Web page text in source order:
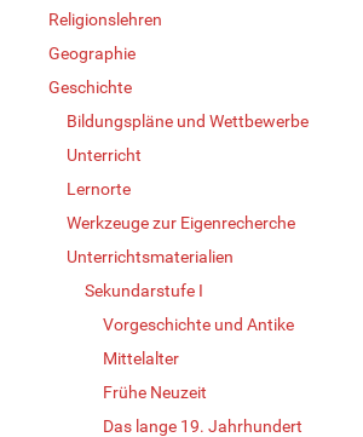
Religionslehren
Geographie
Geschichte
Bildungspläne und Wettbewerbe
Unterricht
Lernorte
Werkzeuge zur Eigenrecherche
Unterrichtsmaterialien
Sekundarstufe I
Vorgeschichte und Antike
Mittelalter
Frühe Neuzeit
Das lange 19. Jahrhundert